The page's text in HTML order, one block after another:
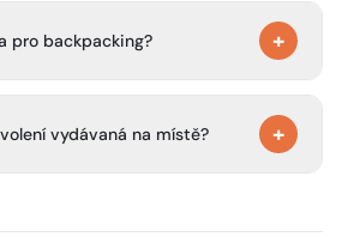
přenocování při pobytu v
pro backpacking? +
backcountry může být v květnu a
vydávaná na místě? +
backcountry kanceláře, a